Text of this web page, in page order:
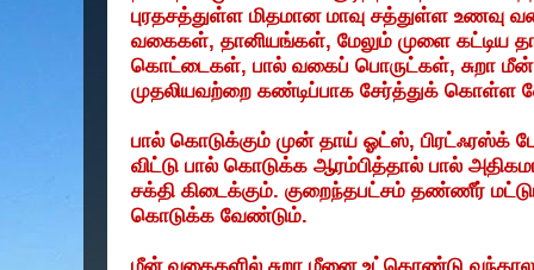
புரதசத்துள்ள மிதமான மாவு சத்துள்ள உணவு
வகைகள், தானியங்கள், மேலும் முளை கட்டிய
கொட்டைகள், பால் வகைப் பொருட்கள், சுறா மீன்
முதலியவற்றை கண்டிப்பாக சேர்த்துக் கொள்ள
பால் கொடுக்கும் முன் தாய் ஓட்ஸ், பிரட்ஃரஸ்க்
விட்டு பால் கொடுக்க ஆரம்பித்தால் பால்
சக்தி கிடைக்கும். குறைந்தபட்சம் தண்ணீர்
கொடுக்க வேண்டும்.